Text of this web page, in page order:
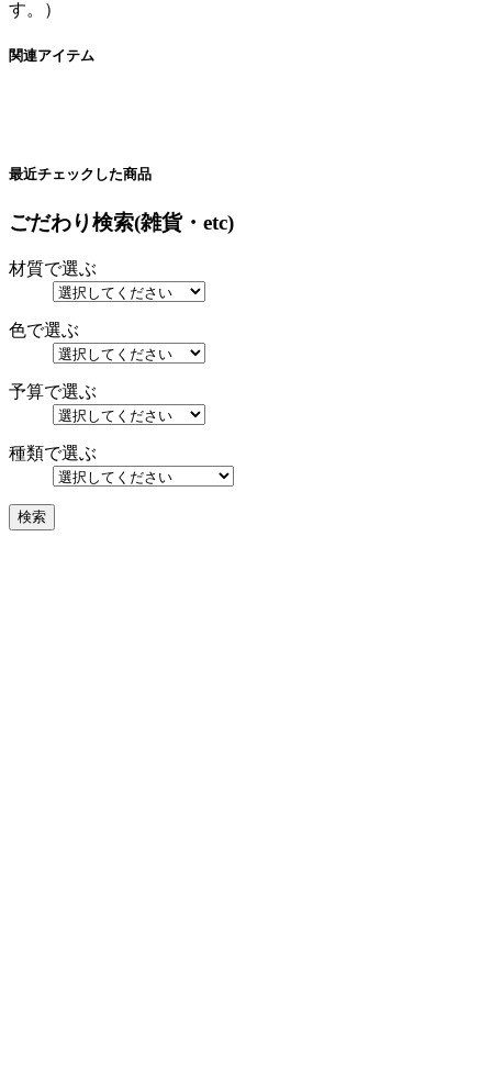
す。）
関連アイテム
最近チェックした商品
ごだわり検索(雑貨・etc)
材質で選ぶ
色で選ぶ
予算で選ぶ
種類で選ぶ